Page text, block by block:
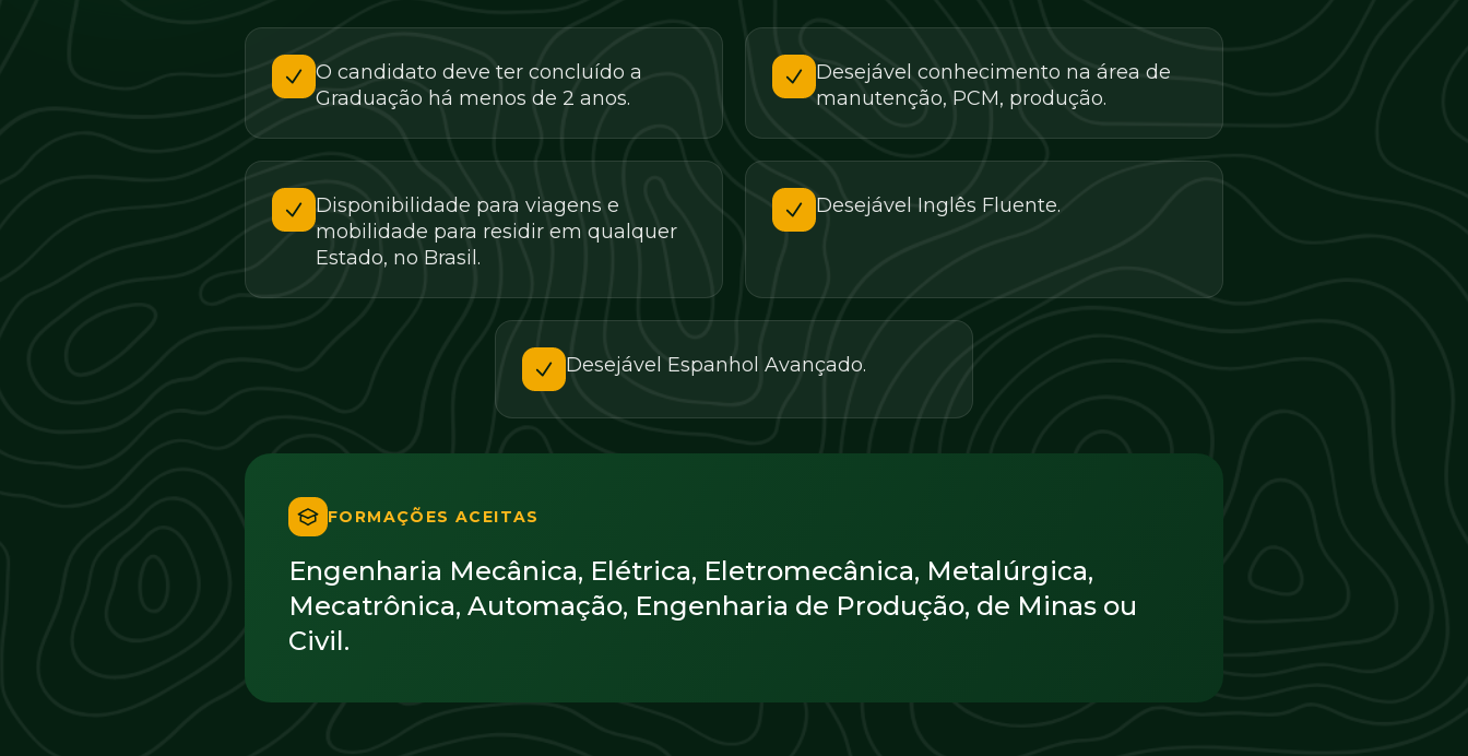
O candidato deve ter concluído a
Graduação há menos de 2 anos.
Desejável conhecimento na área de
manutenção, PCM, produção.
Disponibilidade para viagens e
mobilidade para residir em qualquer
Estado, no Brasil.
Desejável Inglês Fluente.
Desejável Espanhol Avançado.
FORMAÇÕES ACEITAS
Engenharia Mecânica, Elétrica, Eletromecânica, Metalúrgica,
Mecatrônica, Automação, Engenharia de Produção, de Minas ou
Civil.